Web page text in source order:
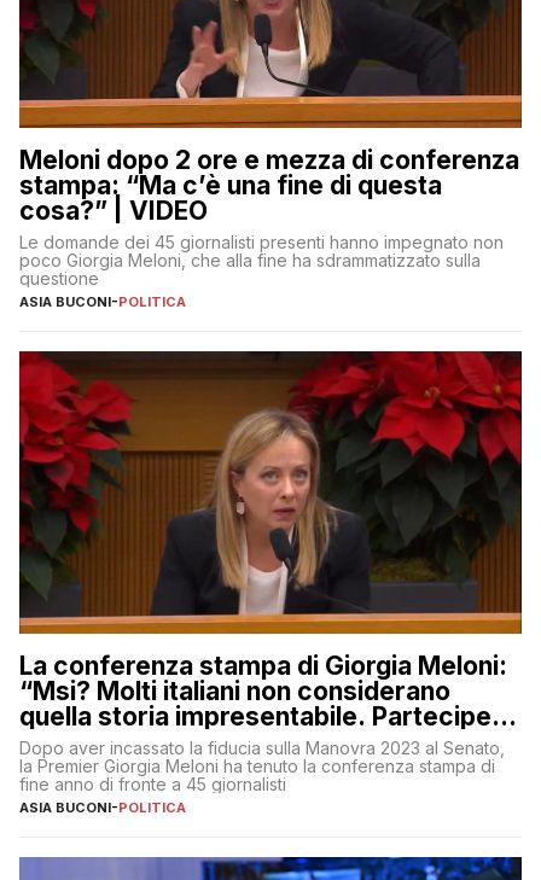
Meloni dopo 2 ore e mezza di conferenza
stampa: “Ma c’è una fine di questa
cosa?” | VIDEO
Le domande dei 45 giornalisti presenti hanno impegnato non
poco Giorgia Meloni, che alla fine ha sdrammatizzato sulla
questione
ASIA BUCONI-POLITICA
La conferenza stampa di Giorgia Meloni:
“Msi? Molti italiani non considerano
quella storia impresentabile. Parteciperò
al 25 aprile”
Dopo aver incassato la fiducia sulla Manovra 2023 al Senato,
la Premier Giorgia Meloni ha tenuto la conferenza stampa di
fine anno di fronte a 45 giornalisti
ASIA BUCONI-POLITICA